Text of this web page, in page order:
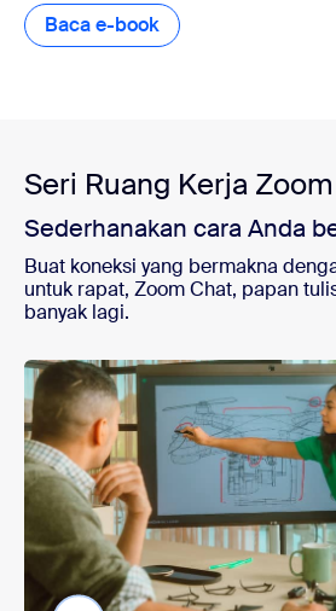
Baca e-book Baca e-book
Seri Ruang Kerja Zoom
Sederhanakan cara Anda
Buat koneksi yang bermakna
untuk rapat, Zoom Chat, papan
banyak lagi.
Menonton sesuai permintaan